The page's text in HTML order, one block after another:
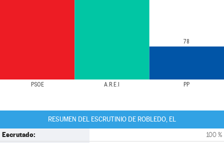
PSOE A.R.E.I PP
78
RESUMEN DEL ESCRUTINIO DE ROBLEDO, EL
Escrutado: 100 %